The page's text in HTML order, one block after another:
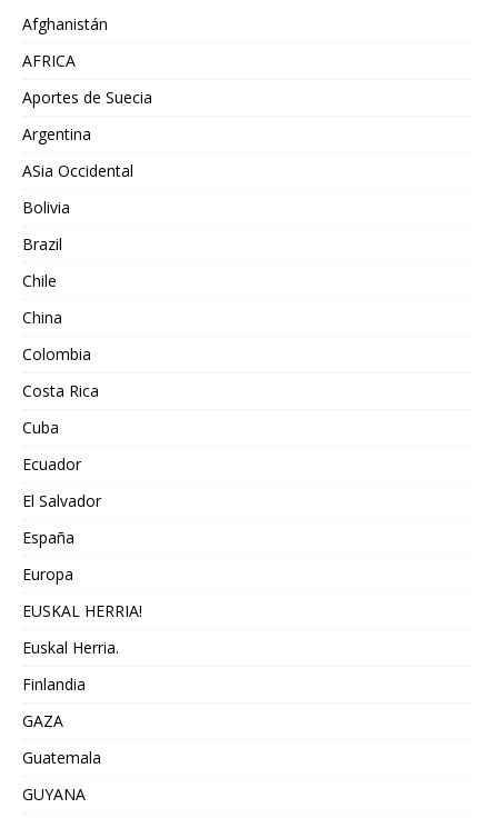
Afghanistán
AFRICA
Aportes de Suecia
Argentina
ASia Occidental
Bolivia
Brazil
Chile
China
Colombia
Costa Rica
Cuba
Ecuador
El Salvador
España
Europa
EUSKAL HERRIA!
Euskal Herria.
Finlandia
GAZA
Guatemala
GUYANA